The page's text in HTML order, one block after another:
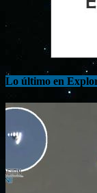
Lo último en